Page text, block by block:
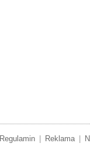
Regulamin Reklama